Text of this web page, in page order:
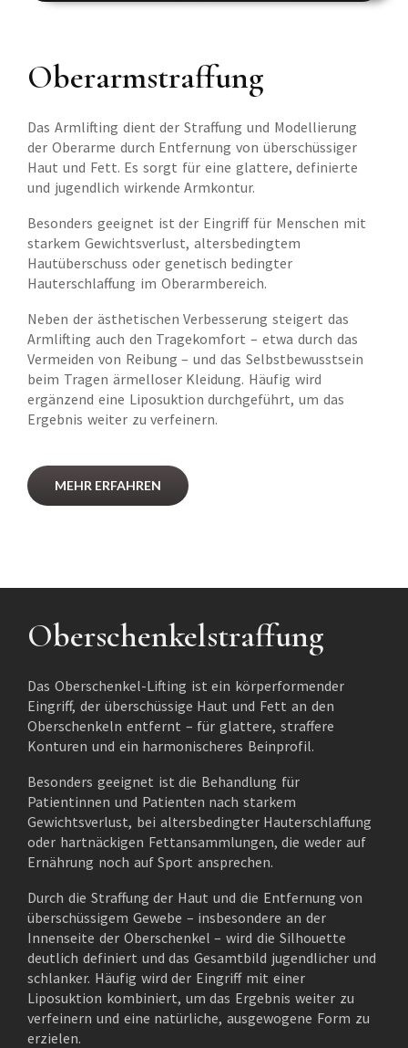
Oberarmstraffung
Das Armlifting dient der Straffung und Modellierung
der Oberarme durch Entfernung von überschüssiger
Haut und Fett. Es sorgt für eine glattere, definierte
und jugendlich wirkende Armkontur.
Besonders geeignet ist der Eingriff für Menschen mit
starkem Gewichtsverlust, altersbedingtem
Hautüberschuss oder genetisch bedingter
Hauterschlaffung im Oberarmbereich.
Neben der ästhetischen Verbesserung steigert das
Armlifting auch den Tragekomfort – etwa durch das
Vermeiden von Reibung – und das Selbstbewusstsein
beim Tragen ärmelloser Kleidung. Häufig wird
ergänzend eine Liposuktion durchgeführt, um das
Ergebnis weiter zu verfeinern.
MEHR ERFAHREN
Oberschenkelstraffung
Das Oberschenkel-Lifting ist ein körperformender
Eingriff, der überschüssige Haut und Fett an den
Oberschenkeln entfernt – für glattere, straffere
Konturen und ein harmonischeres Beinprofil.
Besonders geeignet ist die Behandlung für
Patientinnen und Patienten nach starkem
Gewichtsverlust, bei altersbedingter Hauterschlaffung
oder hartnäckigen Fettansammlungen, die weder auf
Ernährung noch auf Sport ansprechen.
Durch die Straffung der Haut und die Entfernung von
überschüssigem Gewebe – insbesondere an der
Innenseite der Oberschenkel – wird die Silhouette
deutlich definiert und das Gesamtbild jugendlicher und
schlanker. Häufig wird der Eingriff mit einer
Liposuktion kombiniert, um das Ergebnis weiter zu
verfeinern und eine natürliche, ausgewogene Form zu
erzielen.